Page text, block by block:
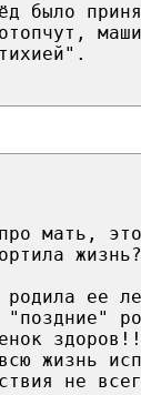
было
мать,
жизнь?
ее
"поздние"
жизнь
не